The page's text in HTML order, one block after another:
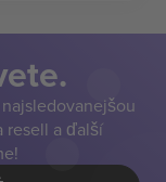
resell a ďalší